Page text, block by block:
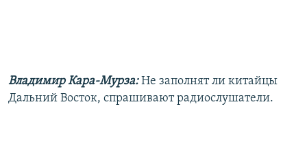
Владимир Кара-Мурза:Не заполнят ли китайцы
Дальний Восток, спрашивают радиослушатели.